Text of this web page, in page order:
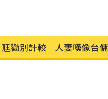
尫勸別計較 人妻嘆像台傭
後 目標價調升